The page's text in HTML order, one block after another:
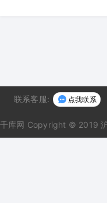
联系客服: 点我联系
千库网 Copyright © 2019